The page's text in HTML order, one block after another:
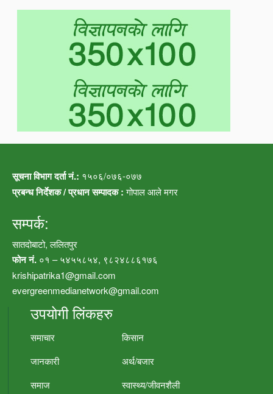
सूचना विभाग दर्ता नं.: १५०६/०७६-०७७
प्रबन्ध निर्देशक / प्रधान सम्पादक :गोपाल आले मगर
सम्पर्क:
सातदोबाटो, ललितपुर
फोन नं. ०१ – ५४५५८५४, ९८२४८८६१७६
krishipatrika1@gmail.com
evergreenmedianetwork@gmail.com
उपयोगी लिंकहरु
समाचार
किसान
जानकारी
अर्थ/बजार
समाज
स्वास्थ्य/जीवनशैली